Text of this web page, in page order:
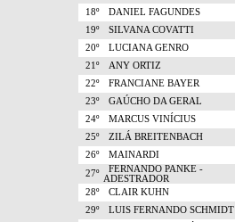
18º
DANIEL FAGUNDES
19º
SILVANA COVATTI
20º
LUCIANA GENRO
21º
ANY ORTIZ
22º
FRANCIANE BAYER
23º
GAÚCHO DA GERAL
24º
MARCUS VINÍCIUS
25º
ZILÁ BREITENBACH
26º
MAINARDI
27º
FERNANDO PANKE -
ADESTRADOR
28º
CLAIR KUHN
29º
LUIS FERNANDO SCHMIDT